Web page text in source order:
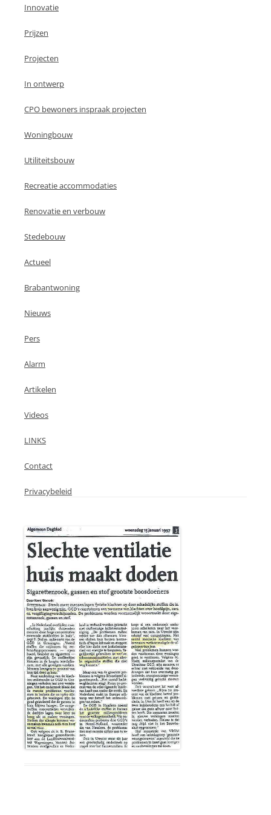
Innovatie
Prijzen
Projecten
In ontwerp
CPO bewoners inspraak projecten
Woningbouw
Utiliteitsbouw
Recreatie accommodaties
Renovatie en verbouw
Stedebouw
Actueel
Brabantwoning
Nieuws
Pers
Alarm
Artikelen
Videos
LINKS
Contact
Privacybeleid